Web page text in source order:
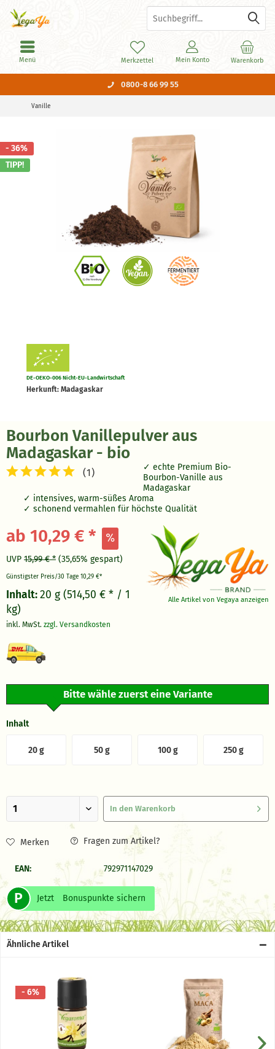
0800-8 66 99 55
Warenkorb
Merkzettel Mein Konto
Menü
Vanille
- 36%
TIPP!
DE-OEKO-006 Nicht-EU-Landwirtschaft
Herkunft: Madagaskar
Bourbon Vanillepulver aus
Madagaskar - bio
(1)
echte Premium Bio-
Bourbon-Vanille aus
Madagaskar
intensives, warm-süßes Aroma
schonend vermahlen für höchste Qualität
Alle Artikel von Vegaya anzeigen
ab 10,29 € *
UVP 15,99 € * (35,65% gespart)
Günstigster Preis/30 Tage 10,29 €*
Inhalt:20 g (514,50 € * / 1
kg)
inkl. MwSt. zzgl. Versandkosten
Bitte wähle zuerst eine Variante
Inhalt
20 g 50 g 100 g 250 g
In den Warenkorb
Merken Fragen zum Artikel?
EAN: 792971147029
P Jetzt Bonuspunkte sichern
Ähnliche Artikel
- 6%